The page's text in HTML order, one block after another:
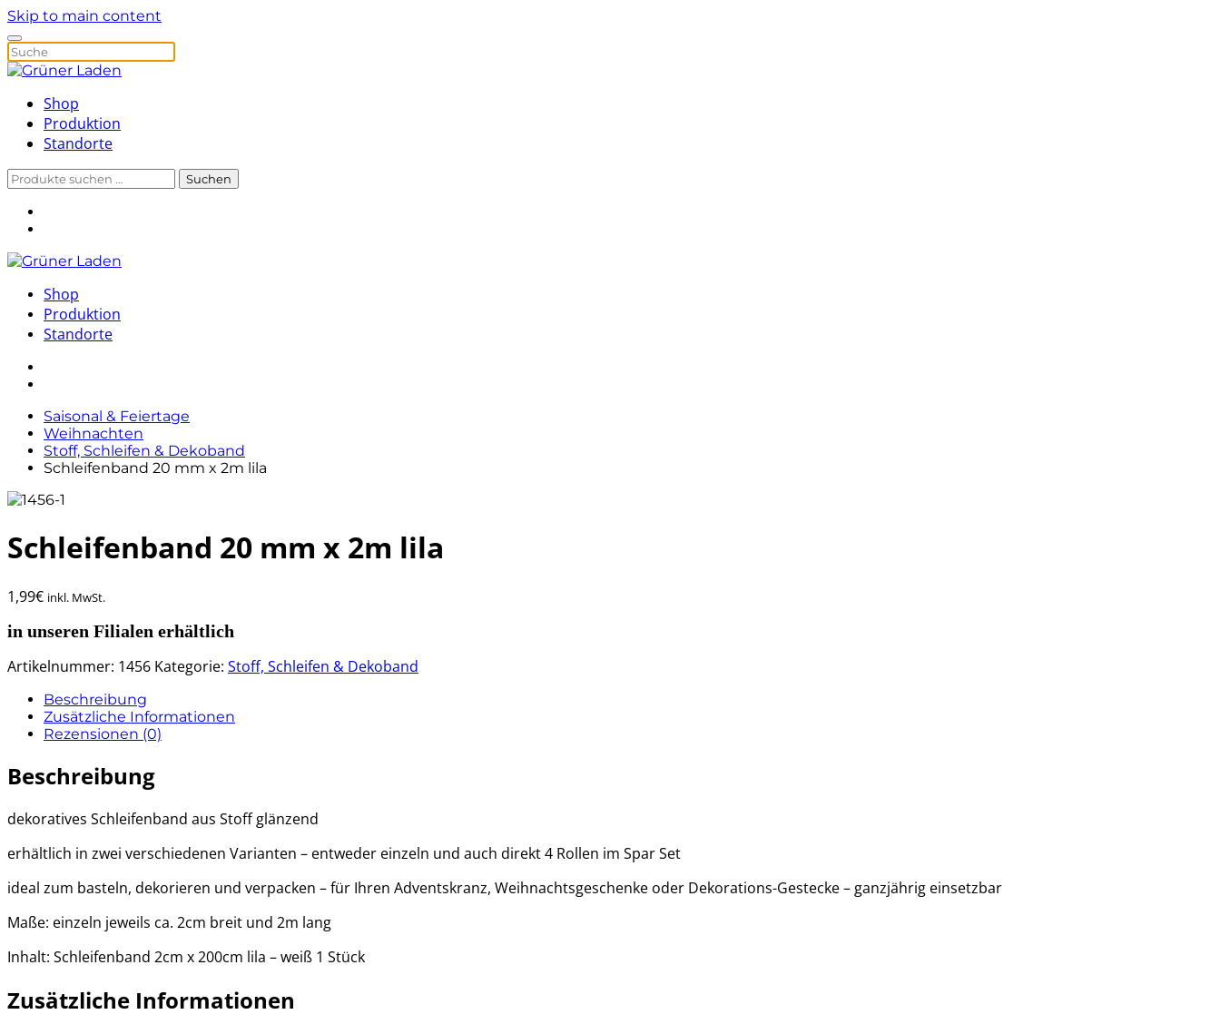
Skip to main content
Shop
Produktion
Standorte
Suchen
Suchen
Shop
Produktion
Standorte
Saisonal & Feiertage
Weihnachten
Stoff, Schleifen & Dekoband
Schleifenband 20 mm x 2m lila
Schleifenband 20 mm x 2m lila
1,99€ inkl. MwSt.
in unseren Filialen erhältlich
Artikelnummer: 1456 Kategorie: Stoff, Schleifen & Dekoband
Beschreibung
Zusätzliche Informationen
Rezensionen (0)
Beschreibung
dekoratives Schleifenband aus Stoff glänzend
erhältlich in zwei verschiedenen Varianten – entweder einzeln und auch direkt 4 Rollen im Spar Set
ideal zum basteln, dekorieren und verpacken – für Ihren Adventskranz, Weihnachtsgeschenke oder Dekorations-Gestecke – ganzjährig einsetzbar
Maße: einzeln jeweils ca. 2cm breit und 2m lang
Inhalt: Schleifenband 2cm x 200cm lila – weiß 1 Stück
Zusätzliche Informationen